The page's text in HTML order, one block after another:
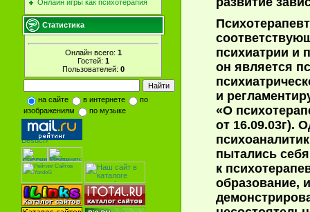
Онлайн игры как психотерапия
Статистика
Онлайн всего: 1
Гостей: 1
Пользователей: 0
на сайте в интернете
по
изображениям
по музыке
психиатрии и
он является
и
«О
от 16.09.03г).
пытались
к
образование,